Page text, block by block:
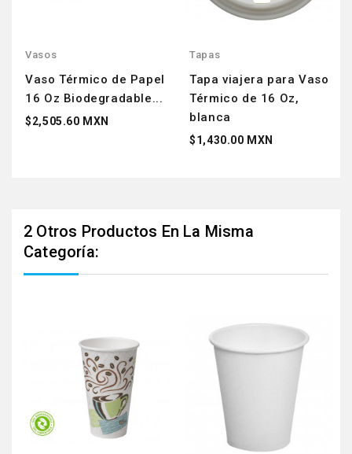
Vasos
Vaso Térmico de Papel
16 Oz Biodegradable...
$2,505.60 MXN
Tapas
Tapa viajera para Vaso
Térmico de 16 Oz,
blanca
$1,430.00 MXN
2 Otros Productos En La Misma
Categoría: